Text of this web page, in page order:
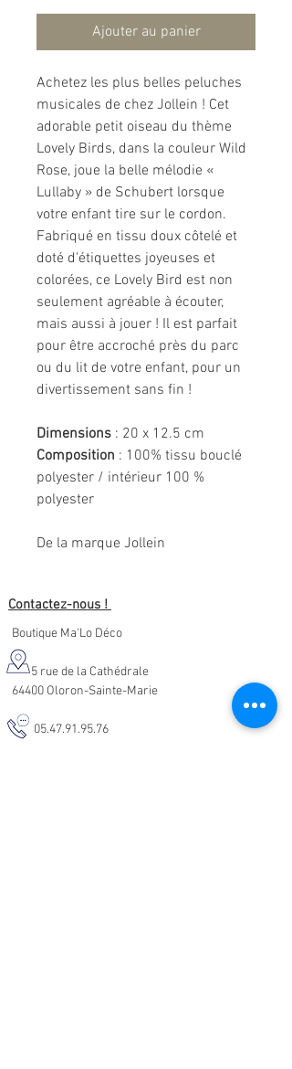
Ajouter au panier
Achetez les plus belles peluches
musicales de chez Jollein ! Cet
adorable petit oiseau du thème
Lovely Birds, dans la couleur Wild
Rose, joue la belle mélodie «
Lullaby » de Schubert lorsque
votre enfant tire sur le cordon.
Fabriqué en tissu doux côtelé et
doté d'étiquettes joyeuses et
colorées, ce Lovely Bird est non
seulement agréable à écouter,
mais aussi à jouer ! Il est parfait
pour être accroché près du parc
ou du lit de votre enfant, pour un
divertissement sans fin !
Dimensions : 20 x 12.5 cm
Composition : 100% tissu bouclé
polyester / intérieur 100 %
polyester
De la marque Jollein
Contactez-nous !
Boutique Ma'Lo Déco
5 rue de la Cathédrale
64400 Oloron-Sainte-Marie
05.47.91.95.76